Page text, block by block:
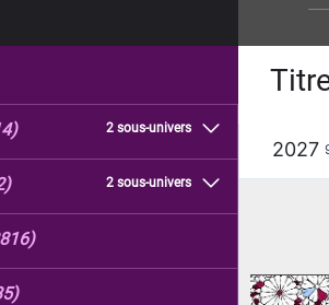
2 sous-univers
2 sous-univers
2027